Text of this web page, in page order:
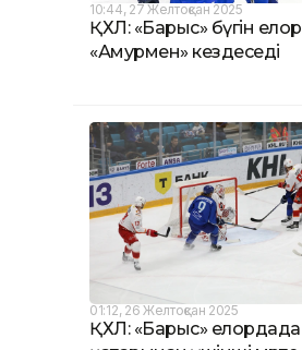
10:44, 27 Желтоқсан 2025
ҚХЛ: «Барыс» бүгін
«Амурмен» кездеседі
01:12, 26 Желтоқсан 2025
ҚХЛ: «Барыс» елордада